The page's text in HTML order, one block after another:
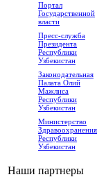
Портал
Государственной
власти
Пресс-служба
Президента
Республики
Узбекистан
Законодательная
Палата Олий
Мажлиса
Республики
Узбекистан
Министерство
Здравоохранения
Республики
Узбекистан
Наши партнеры